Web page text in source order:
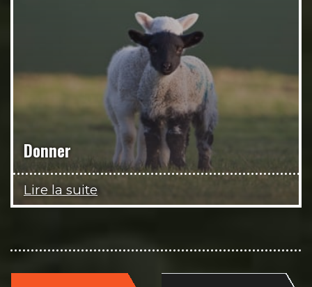
Donner
Lire la suite